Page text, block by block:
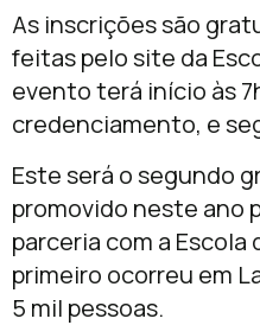
As inscrições são
feitas pelo site da
evento terá início às
credenciamento, e
Este será o segundo
promovido neste ano
parceria com a Escola
primeiro ocorreu em
5 mil pessoas.